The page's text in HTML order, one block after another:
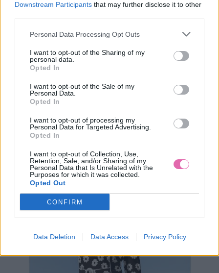
Downstream Participants that may further disclose it to other
Personal Data Processing Opt Outs
I want to opt-out of the Sharing of my
personal data.
Opted In
I want to opt-out of the Sale of my
Personal Data.
Opted In
I want to opt-out of processing my
Personal Data for Targeted Advertising.
Opted In
I want to opt-out of Collection, Use,
Retention, Sale, and/or Sharing of my
Personal Data that Is Unrelated with the
Purposes for which it was collected.
Opted Out
CONFIRM
Data Deletion Data Access Privacy Policy
ANAYA MODRÉ SPOLOČENSKÉ MIDI ŠATY
89,90 €